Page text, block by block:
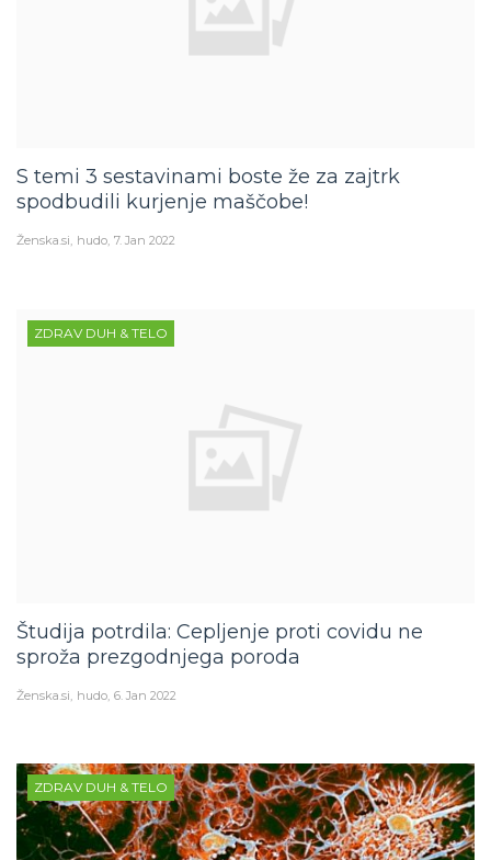
S temi 3 sestavinami boste že za zajtrk
spodbudili kurjenje maščobe!
Ženska.si hudo 7. Jan 2022
ZDRAV DUH & TELO
Študija potrdila: Cepljenje proti covidu ne
sproža prezgodnjega poroda
Ženska.si hudo 6. Jan 2022
ZDRAV DUH & TELO